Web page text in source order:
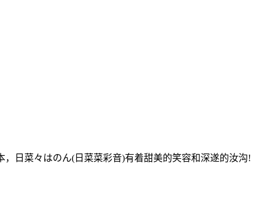
，日菜々はのん(日菜菜彩音)有着甜美的笑容和深遂的汝沟!